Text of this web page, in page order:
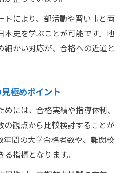
トにより、部活動や習い事と両
本史を学ぶことが可能です。地
細かい対応が、合格への近道と
極めポイント
には、合格実績や指導体制、
の観点から比較検討することが
年間の大学合格者数や、難関校
指標となります。